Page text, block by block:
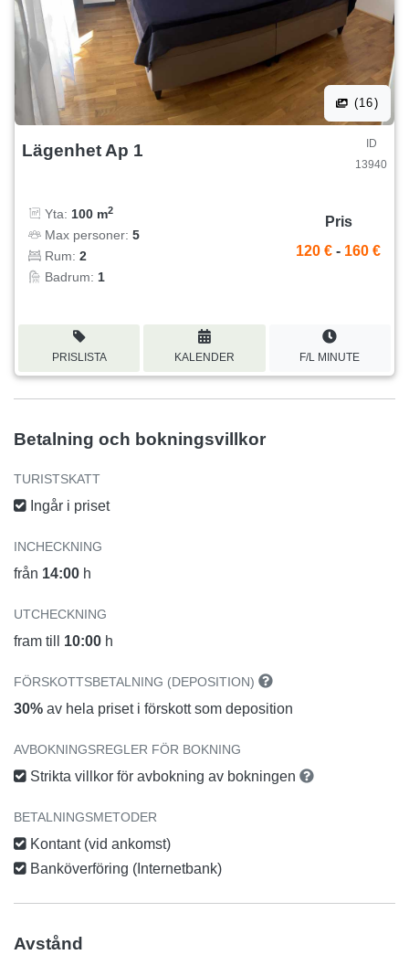
(16)
Lägenhet Ap 1
ID
13940
Yta: 100 m2
Max personer: 5
Rum: 2
Badrum: 1
Pris
120 € - 160 €
PRISLISTA KALENDER F/L MINUTE
Betalning och bokningsvillkor
TURISTSKATT
Ingår i priset
INCHECKNING
från 14:00 h
UTCHECKNING
fram till 10:00 h
FÖRSKOTTSBETALNING (DEPOSITION)
30% av hela priset i förskott som deposition
AVBOKNINGSREGLER FÖR BOKNING
Strikta villkor för avbokning av bokningen
BETALNINGSMETODER
Kontant (vid ankomst)
Banköverföring (Internetbank)
Avstånd